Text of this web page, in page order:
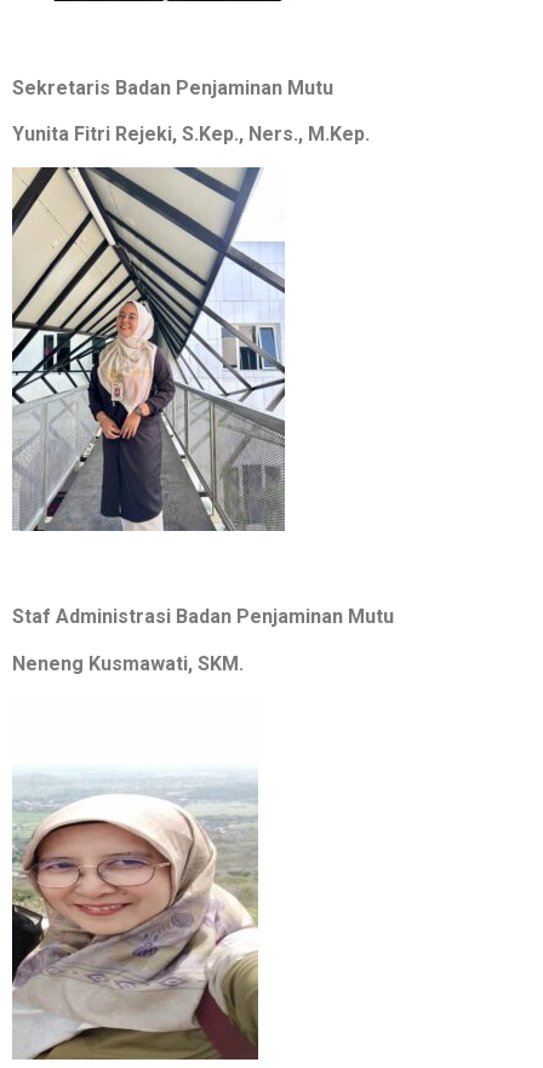
Sekretaris Badan Penjaminan Mutu
Yunita Fitri Rejeki, S.Kep., Ners., M.Kep.
Staf Administrasi Badan Penjaminan Mutu
Neneng Kusmawati, SKM.